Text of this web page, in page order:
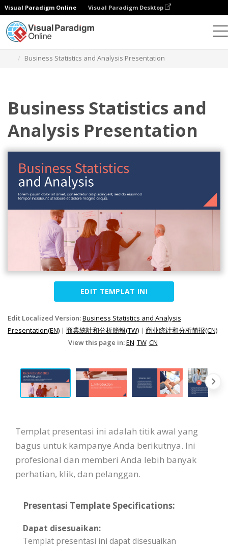
Visual Paradigm Online Visual Paradigm Desktop
Business Statistics and Analysis Presentation
Business Statistics and
Analysis Presentation
EDIT TEMPLAT INI
Edit Localized Version:Business Statistics and Analysis
Presentation(EN) | 商業統計和分析簡報(TW) | 商业统计和分析简报(CN)
View this page in:EN TW CN
Templat presentasi ini adalah titik awal yang
bagus untuk kampanye Anda berikutnya. Ini
profesional dan memberi Anda lebih banyak
perhatian, klik, dan pelanggan.
Presentasi Template Specifications:
Dapat disesuaikan:
Templat presentasi ini dapat disesuaikan